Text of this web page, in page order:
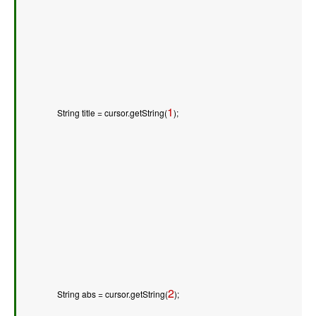
String title = cursor.getString(1);
String abs = cursor.getString(2);